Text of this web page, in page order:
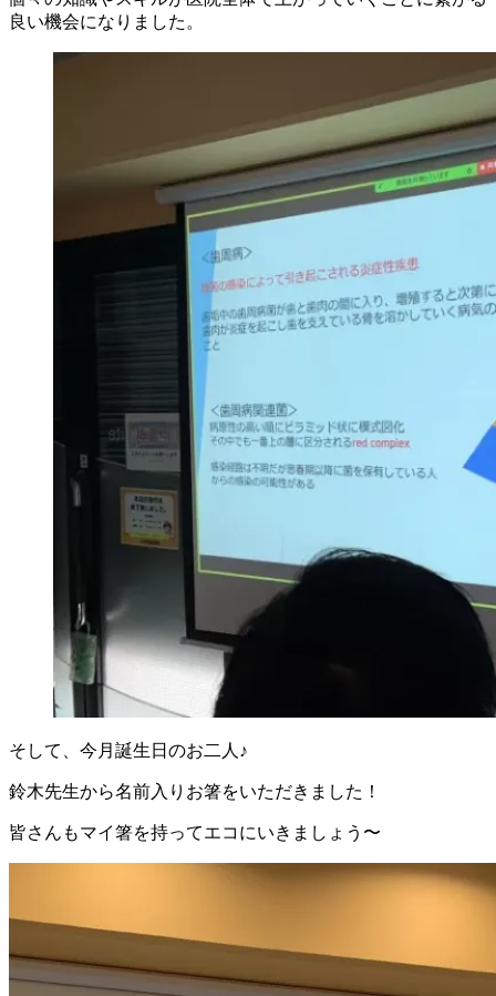
良い機会になりました。
そして、今月誕生日のお二人♪
鈴木先生から名前入りお箸をいただきました！
皆さんもマイ箸を持ってエコにいきましょう〜